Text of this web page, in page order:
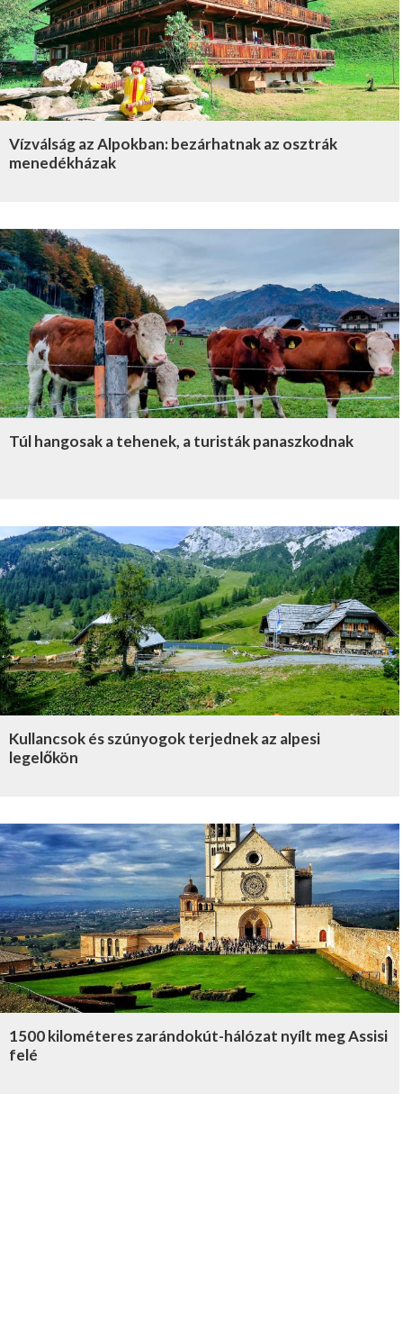
Vízválság az Alpokban: bezárhatnak az osztrák
menedékházak
Túl hangosak a tehenek, a turisták panaszkodnak
Kullancsok és szúnyogok terjednek az alpesi
legelőkön
1500 kilométeres zarándokút-hálózat nyílt meg Assisi
felé